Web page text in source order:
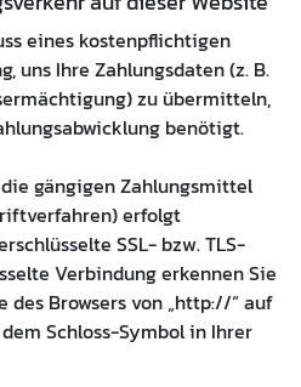
eines kostenpflichtigen
uns Ihre Zahlungsdaten (z. B.
zu übermitteln,
benötigt.
gängigen Zahlungsmittel
erfolgt
SSL- bzw. TLS-
Verbindung erkennen Sie
des Browsers von „http://“ auf
Schloss-Symbol in Ihrer